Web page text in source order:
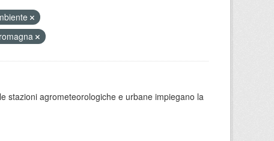
stazioni agrometeorologiche e urbane impiegano la